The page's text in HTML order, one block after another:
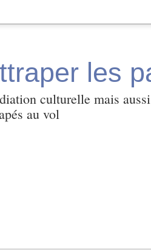
les
culturelle mais
au vol